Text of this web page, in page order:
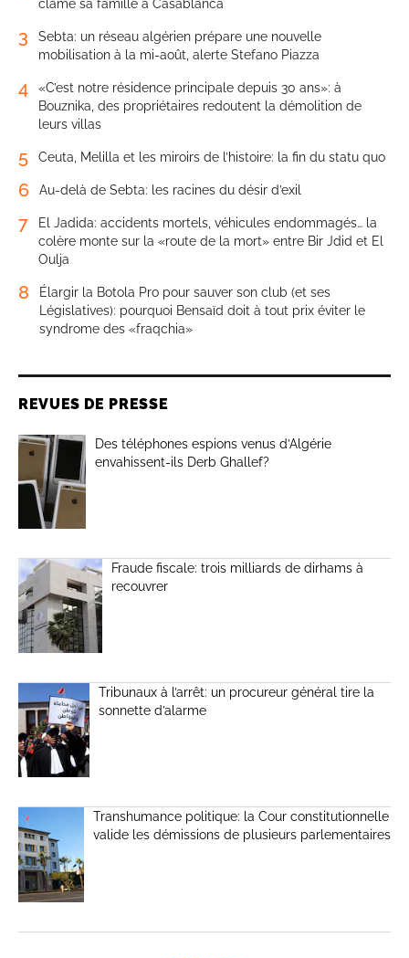
clame sa famille à Casablanca
3
Sebta: un réseau algérien prépare une nouvelle
mobilisation à la mi-août, alerte Stefano Piazza
4
«C’est notre résidence principale depuis 30 ans»: à
Bouznika, des propriétaires redoutent la démolition de
leurs villas
5 Ceuta, Melilla et les miroirs de l’histoire: la fin du statu quo
6 Au-delà de Sebta: les racines du désir d’exil
7
El Jadida: accidents mortels, véhicules endommagés… la
colère monte sur la «route de la mort» entre Bir Jdid et El
Oulja
8
Élargir la Botola Pro pour sauver son club (et ses
Législatives): pourquoi Bensaïd doit à tout prix éviter le
syndrome des «fraqchia»
REVUES DE PRESSE
Des téléphones espions venus d’Algérie
envahissent-ils Derb Ghallef?
Fraude fiscale: trois milliards de dirhams à
recouvrer
Tribunaux à l’arrêt: un procureur général tire la
sonnette d’alarme
Transhumance politique: la Cour constitutionnelle
valide les démissions de plusieurs parlementaires